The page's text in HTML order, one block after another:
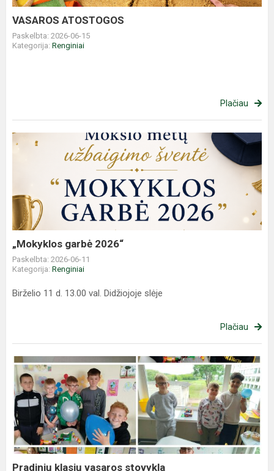
VASAROS ATOSTOGOS
Paskelbta: 2026-06-15
Kategorija: Renginiai
Plačiau
„Mokyklos
„Mokyklos garbė 2026“
Paskelbta: 2026-06-11
Kategorija: Renginiai
Birželio 11 d. 13.00 val. Didžiojoje slėje
Plačiau
Pradinių
klasių
vasaros
stovykla
Pradinių klasių vasaros stovykla